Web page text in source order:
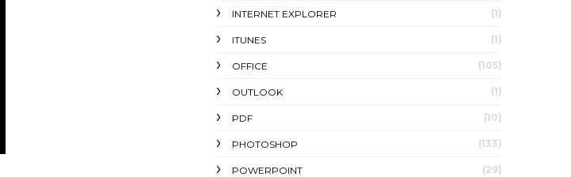
INTERNET EXPLORER (1)
ITUNES (1)
OFFICE (105)
OUTLOOK (1)
PDF (10)
PHOTOSHOP (133)
POWERPOINT (29)